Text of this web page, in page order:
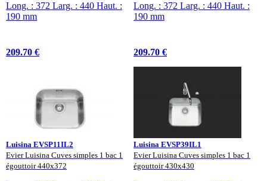
Long. : 372 Larg. : 440 Haut. :
190 mm
209.70 €
Long. : 372 Larg. : 440 Haut. :
190 mm
209.70 €
Luisina EVSP11IL2
Evier Luisina Cuves simples 1 bac 1
égouttoir 440x372
Luisina EVSP39IL1
Evier Luisina Cuves simples 1 bac 1
égouttoir 430x430